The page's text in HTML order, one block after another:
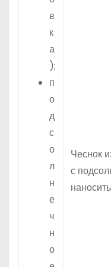
в
к
а
);
п
о
д
с
о
л
н
е
ч
н
о
Чеснок
с